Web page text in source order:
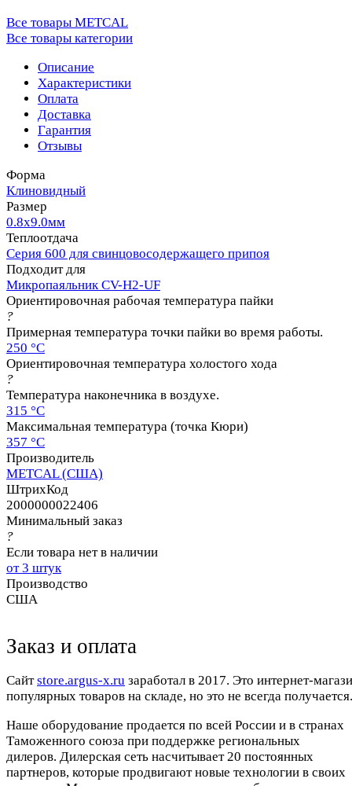
Все товары METCAL
Все товары категории
Описание
Характеристики
Оплата
Доставка
Гарантия
Отзывы
Форма
Клиновидный
Размер
0.8х9.0мм
Теплоотдача
Серия 600 для свинцовосодержащего припоя
Подходит для
Микропаяльник CV-H2-UF
Ориентировочная рабочая температура пайки
?
Примерная температура точки пайки во время работы.
250 °C
Ориентировочная температура холостого хода
?
Температура наконечника в воздухе.
315 °C
Максимальная температура (точка Кюри)
357 °C
Производитель
METCAL (США)
ШтрихКод
2000000022406
Минимальный заказ
?
Если товара нет в наличии
от 3 штук
Производство
США
Заказ и оплата
Cайтstore.argus-x.ru заработал в 2017. Это интернет-
популярных товаров на складе, но это не всегда
Наше оборудование продается по всей России и в странах
Таможенного союза при поддержке региональных
дилеров. Дилерская сеть насчитывает 20 постоянных
партнеров, которые продвигают новые технологии в своих